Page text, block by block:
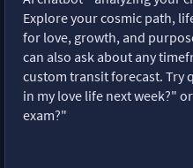
Explore your cosmic path,
for love, growth, and
can also ask about any
custom transit forecast. Try
in my love life next week?"
exam?"